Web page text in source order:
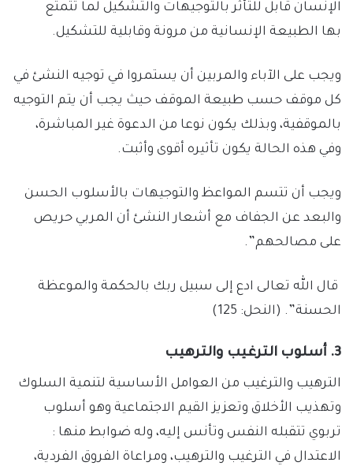
الإنسان قابل للتأثر بالتوجيهات والتشكيل لما تتمتع
بها الطبيعة الإنسانية من مرونة وقابلية للتشكيل.
ويجب على الآباء والمربين أن يستمروا في توجيه النشئ في
كل موقف حسب طبيعة الموقف حيث يجب أن يتم التوجيه
بالموقفية، وبذلك يكون نوعا من الدعوة غير المباشرة،
وفي هذه الحالة يكون تأثيره أقوى وأثبت.
ويجب أن تتسم المواعظ والتوجيهات بالأسلوب الحسن
والبعد عن الجفاف مع أشعار النشئ أن المربي حريص
على مصالحهم”.
قال الله تعالى ادع إلى سبيل ربك بالحكمة والموعظة
الحسنة”. (النحل: 125)
3
. أسلوب الترغيب والترهيب
الترهيب والترغيب من العوامل الأساسية لتنمية السلوك
وتهذيب الأخلاق وتعزيز القيم الاجتماعية وهو أسلوب
تربوي تتقبله النفس وتأنس إليه، وله ضوابط منها :
الاعتدال في الترغيب والترهيب، ومراعاة الفروق الفردية،